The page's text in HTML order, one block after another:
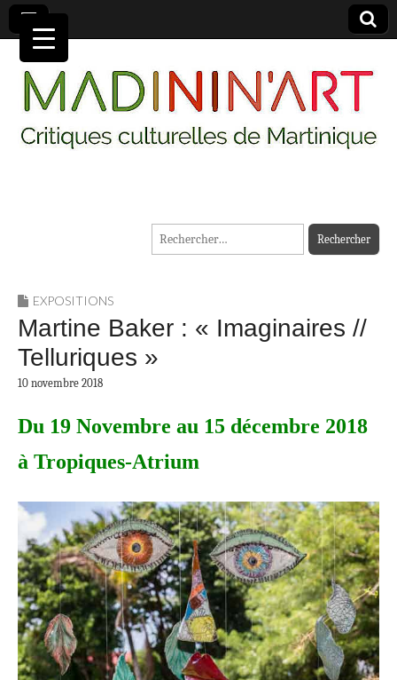
MADININ'ART
Rechercher :
EXPOSITIONS
Martine Baker : « Imaginaires //
Telluriques »
10 novembre 2018
Du 19 Novembre au 15 décembre 2018
à Tropiques-Atrium